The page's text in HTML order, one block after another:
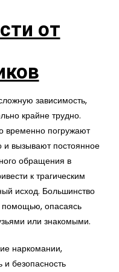
от
зависимость,
крайне трудно.
временно погружают
и вызывают постоянное
обращения в
к трагическим
исход. Большинство
помощью, опасаясь
или знакомыми.
наркомании,
безопасность